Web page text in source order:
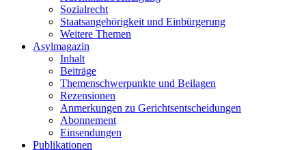
Sozialrecht
Staatsangehörigkeit und Einbürgerung
Weitere Themen
Asylmagazin
Inhalt
Beiträge
Themenschwerpunkte und Beilagen
Rezensionen
Anmerkungen zu Gerichtsentscheidungen
Abonnement
Einsendungen
Publikationen